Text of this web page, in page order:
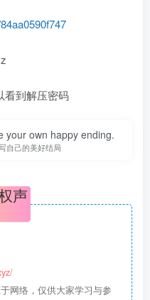
看到解压密码
your own happy ending.
自己的美好结局
声
网络，仅供大家学习与参